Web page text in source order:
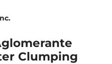
Clumping